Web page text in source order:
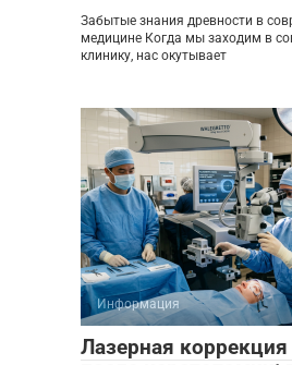
Забытые знания древности в
медицине Когда мы заходим в
клинику, нас окутывает
Информация
Лазерная коррекция